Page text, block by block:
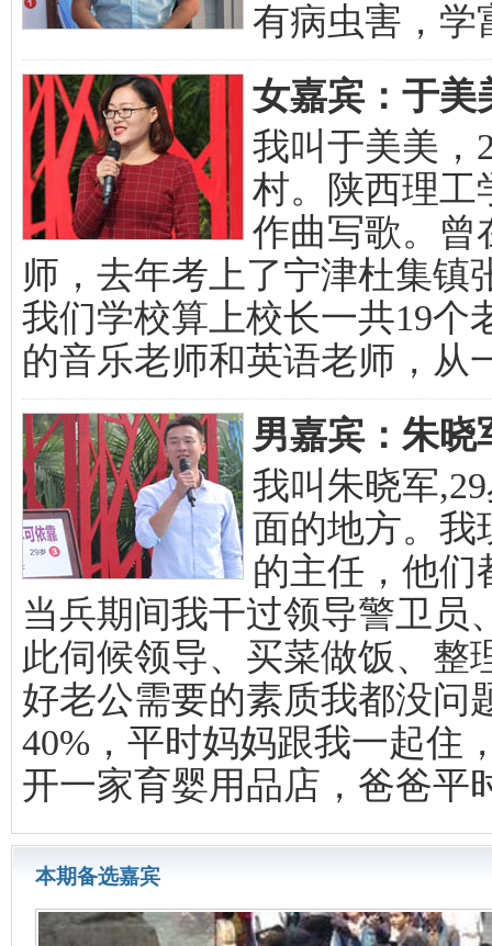
有病虫害，学
女嘉宾：于美
我叫于美美，
村。陕西理工
作曲写歌。曾
师，去年考上了宁津杜集镇
我们学校算上校长一共19个
的音乐老师和英语老师，从
男嘉宾：朱晓
我叫朱晓军
面的地方。我
的主任，他们
当兵期间我干过领导警卫员
此伺候领导、买菜做饭、整
好老公需要的素质我都没问
40%，平时妈妈跟我一起住
开一家育婴用品店，爸爸平
本期备选嘉宾